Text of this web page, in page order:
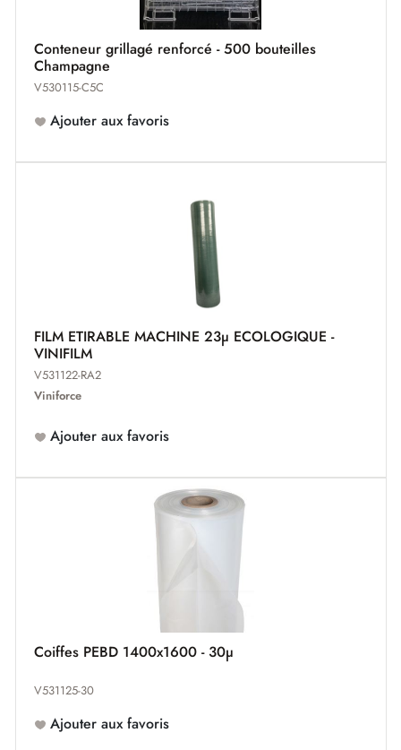
Conteneur grillagé renforcé - 500 bouteilles
Champagne
V530115-C5C
Ajouter aux favoris
FILM ETIRABLE MACHINE 23µ ECOLOGIQUE -
VINIFILM
V531122-RA2
Viniforce
Ajouter aux favoris
Coiffes PEBD 1400x1600 - 30µ
V531125-30
Ajouter aux favoris